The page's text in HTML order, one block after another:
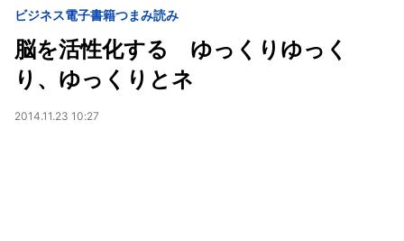
ビジネス電子書籍つまみ読み
脳を活性化する ゆっくりゆっく
り、ゆっくりとネ
2014.11.23 10:27